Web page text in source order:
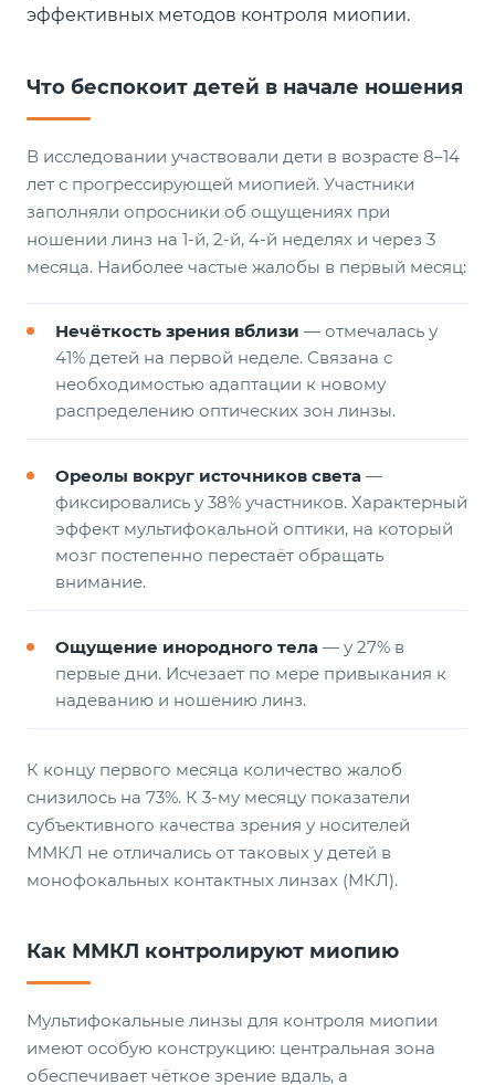
эффективных методов контроля миопии.
Что беспокоит детей в начале ношения
В исследовании участвовали дети в возрасте 8–14
лет с прогрессирующей миопией. Участники
заполняли опросники об ощущениях при
ношении линз на 1-й, 2-й, 4-й неделях и через 3
месяца. Наиболее частые жалобы в первый месяц:
Нечёткость зрения вблизи — отмечалась у
41% детей на первой неделе. Связана с
необходимостью адаптации к новому
распределению оптических зон линзы.
Ореолы вокруг источников света —
фиксировались у 38% участников. Характерный
эффект мультифокальной оптики, на который
мозг постепенно перестаёт обращать
внимание.
Ощущение инородного тела — у 27% в
первые дни. Исчезает по мере привыкания к
надеванию и ношению линз.
К концу первого месяца количество жалоб
снизилось на 73%. К 3-му месяцу показатели
субъективного качества зрения у носителей
ММКЛ не отличались от таковых у детей в
монофокальных контактных линзах (МКЛ).
Как ММКЛ контролируют миопию
Мультифокальные линзы для контроля миопии
имеют особую конструкцию: центральная зона
обеспечивает чёткое зрение вдаль, а